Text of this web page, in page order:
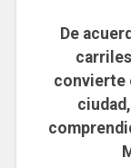
De
convierte